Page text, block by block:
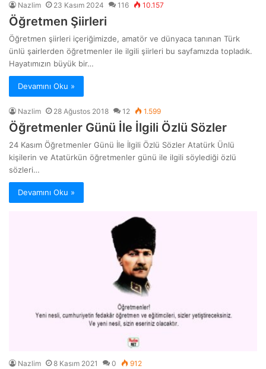
Nazlim 23 Kasım 2024 116 10.157
Öğretmen Şiirleri
Öğretmen şiirleri içeriğimizde, amatör ve dünyaca tanınan Türk
ünlü şairlerden öğretmenler ile ilgili şiirleri bu sayfamızda topladık.
Hayatımızın büyük bir…
Devamını Oku »
Nazlim 28 Ağustos 2018 12 1.599
Öğretmenler Günü İle İlgili Özlü Sözler
24 Kasım Öğretmenler Günü İle İlgili Özlü Sözler Atatürk Ünlü
kişilerin ve Atatürkün öğretmenler günü ile ilgili söylediği özlü
sözleri…
Devamını Oku »
Nazlim 8 Kasım 2021 0 912